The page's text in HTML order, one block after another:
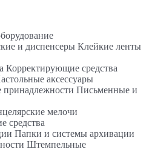
Клейкие ленты
Корректирующие средства
аксессуары
Письменные и
мелочи
средства
Папки и системы архивации
Штемпельные